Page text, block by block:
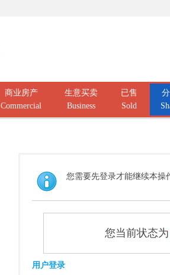
商业房产
Commercial
生意买卖
Business
已售
Sold
您需要先登录才能继续本操
您当前状态为
用户登录